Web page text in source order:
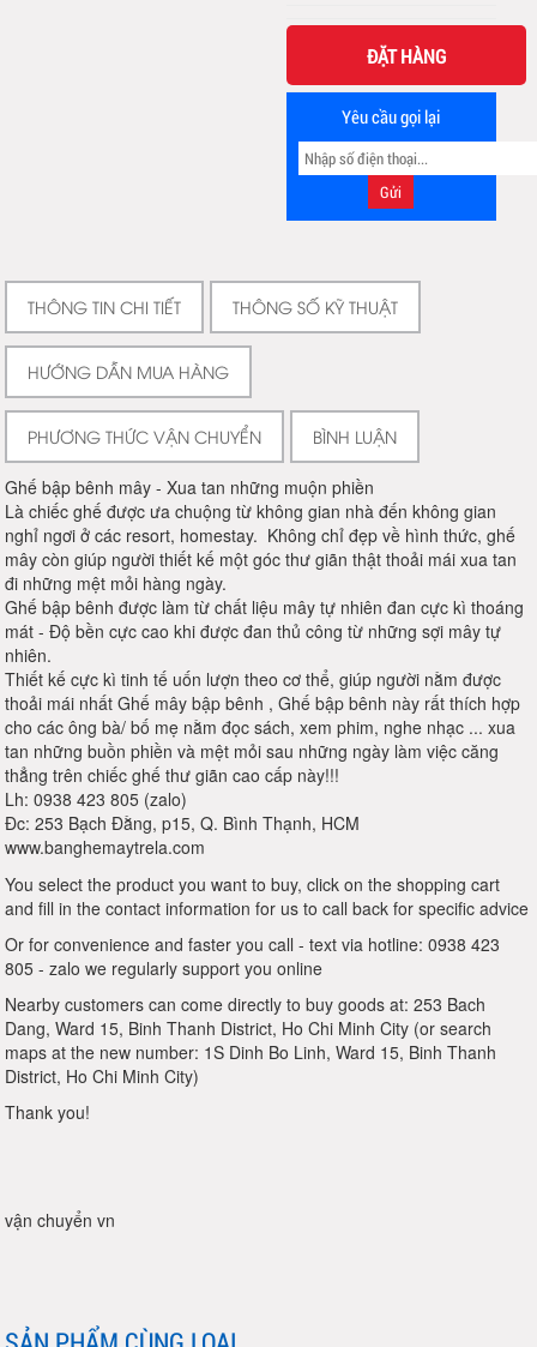
ĐẶT HÀNG
Yêu cầu gọi lại
THÔNG TIN CHI TIẾT THÔNG SỐ KỸ THUẬT
HƯỚNG DẪN MUA HÀNG
PHƯƠNG THỨC VẬN CHUYỂN BÌNH LUẬN
Ghế bập bênh mây - Xua tan những muộn phiền
Là chiếc ghế được ưa chuộng từ không gian nhà đến không gian
nghỉ ngơi ở các resort, homestay. Không chỉ đẹp về hình thức, ghế
mây còn giúp người thiết kế một góc thư giãn thật thoải mái xua tan
đi những mệt mỏi hàng ngày.
Ghế bập bênh được làm từ chất liệu mây tự nhiên đan cực kì thoáng
mát - Độ bền cực cao khi được đan thủ công từ những sợi mây tự
nhiên.
Thiết kế cực kì tinh tế uốn lượn theo cơ thể, giúp người nằm được
thoải mái nhất Ghế mây bập bênh , Ghế bập bênh này rất thích hợp
cho các ông bà/ bố mẹ nằm đọc sách, xem phim, nghe nhạc ... xua
tan những buồn phiền và mệt mỏi sau những ngày làm việc căng
thẳng trên chiếc ghế thư giãn cao cấp này!!!
Lh: 0938 423 805 (zalo)
Đc: 253 Bạch Đằng, p15, Q. Bình Thạnh, HCM
www.banghemaytrela.com
You select the product you want to buy, click on the shopping cart
and fill in the contact information for us to call back for specific advice
Or for convenience and faster you call - text via hotline: 0938 423
805 - zalo we regularly support you online
Nearby customers can come directly to buy goods at: 253 Bach
Dang, Ward 15, Binh Thanh District, Ho Chi Minh City (or search
maps at the new number: 1S Dinh Bo Linh, Ward 15, Binh Thanh
District, Ho Chi Minh City)
Thank you!
vận chuyển vn